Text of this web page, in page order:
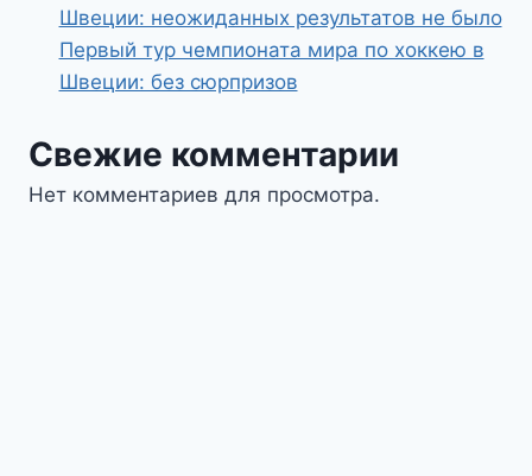
Швеции: неожиданных результатов не было
Первый тур чемпионата мира по хоккею в
Швеции: без сюрпризов
Свежие комментарии
Нет комментариев для просмотра.